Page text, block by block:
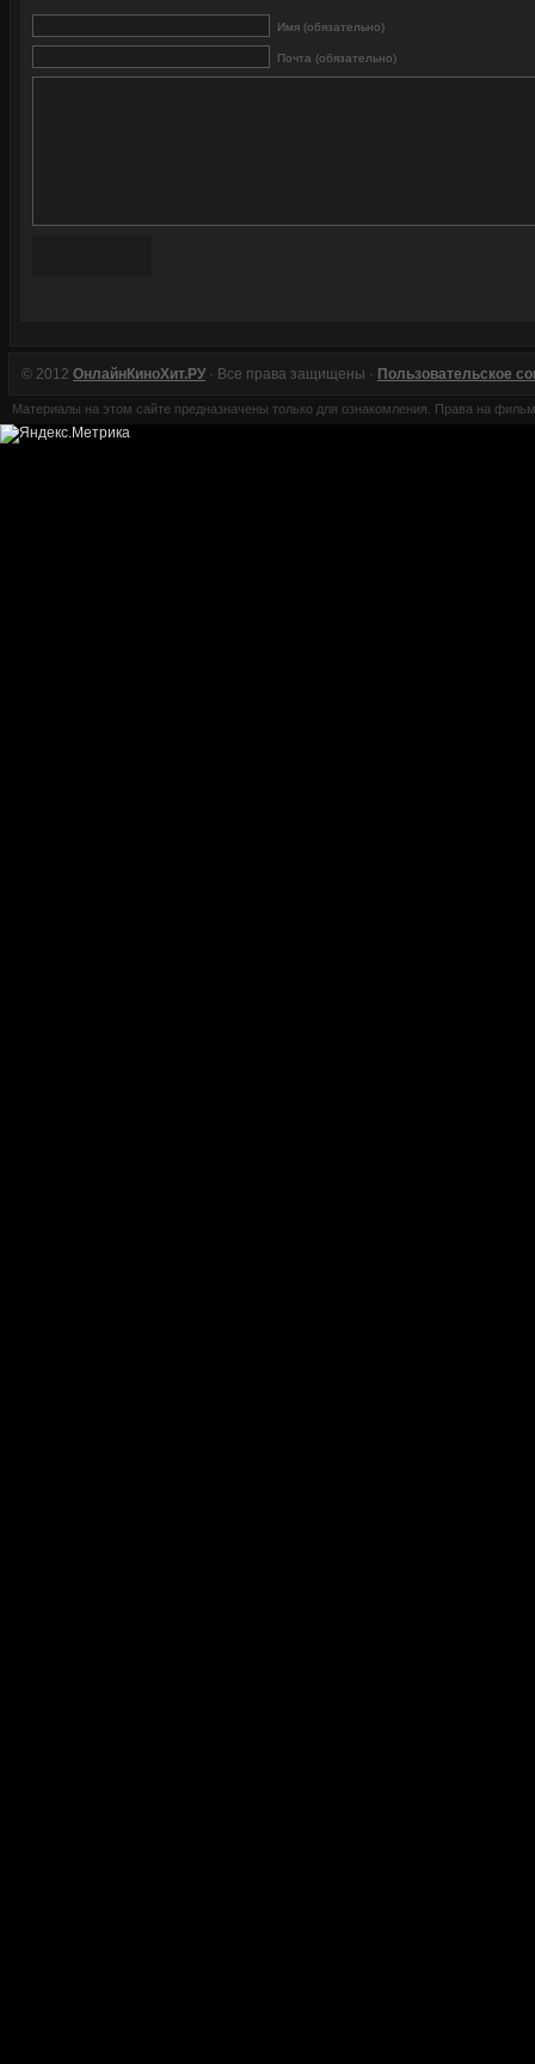
Имя (обязательно)
Почта (обязательно)
© 2012 ОнлайнКиноХит.РУ· Все права защищены · Пользовательское
Материалы на этом сайте предназначены только для ознакомления. Права на